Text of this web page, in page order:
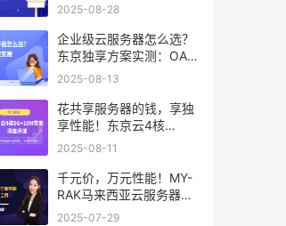
测：CentOS 7.9系统+资
99.99%
2025-08-28
企业级云服务器怎么选？
东京独享方案实测：OA系
统响应提速40%，成本降
2025-08-13
花共享服务器的钱，享独
享性能！东京云4核
8G+10M带宽降价来袭
2025-08-11
千元价，万元性能！MY-
RAK马来西亚云服务器：
首月5折+免费SEO工具，
2025-07-29